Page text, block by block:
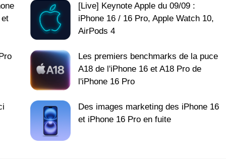
[Live] Keynote Apple du 09/09 :
iPhone 16 / 16 Pro, Apple Watch 10,
AirPods 4
Les premiers benchmarks de la puce
A18 de l'iPhone 16 et A18 Pro de
l'iPhone 16 Pro
Des images marketing des iPhone 16
et iPhone 16 Pro en fuite